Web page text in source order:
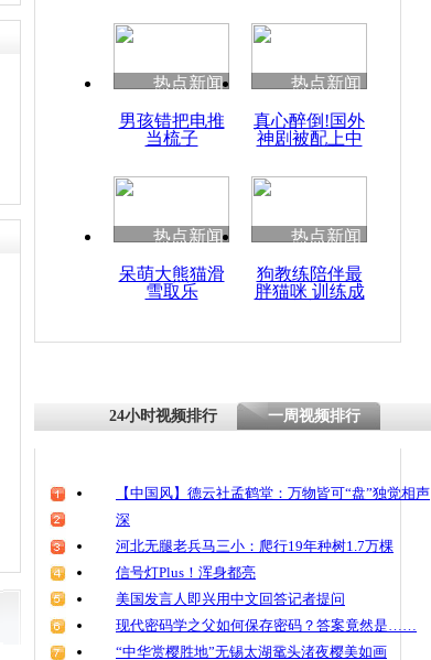
四川兴文苗乡上万人欢
度苗族花山节
清明祭英烈 哀思悼忠
老人夜晚遭绑架 住房
热点新闻
男孩错把电推
当梳子
热点新闻
真心醉倒!国外
神剧被配上中
热点新闻
呆萌大熊猫滑
雪取乐
热点新闻
狗教练陪伴最
胖猫咪 训练成
24小时视频排行 一周视频排行
【中国风】德云社孟鹤堂：万物皆可“盘”独觉相声
深
河北无腿老兵马三小：爬行19年种树1.7万棵
信号灯Plus！浑身都亮
美国发言人即兴用中文回答记者提问
现代密码学之父如何保存密码？答案竟然是……
“中华赏樱胜地”无锡太湖鼋头渚夜樱美如画